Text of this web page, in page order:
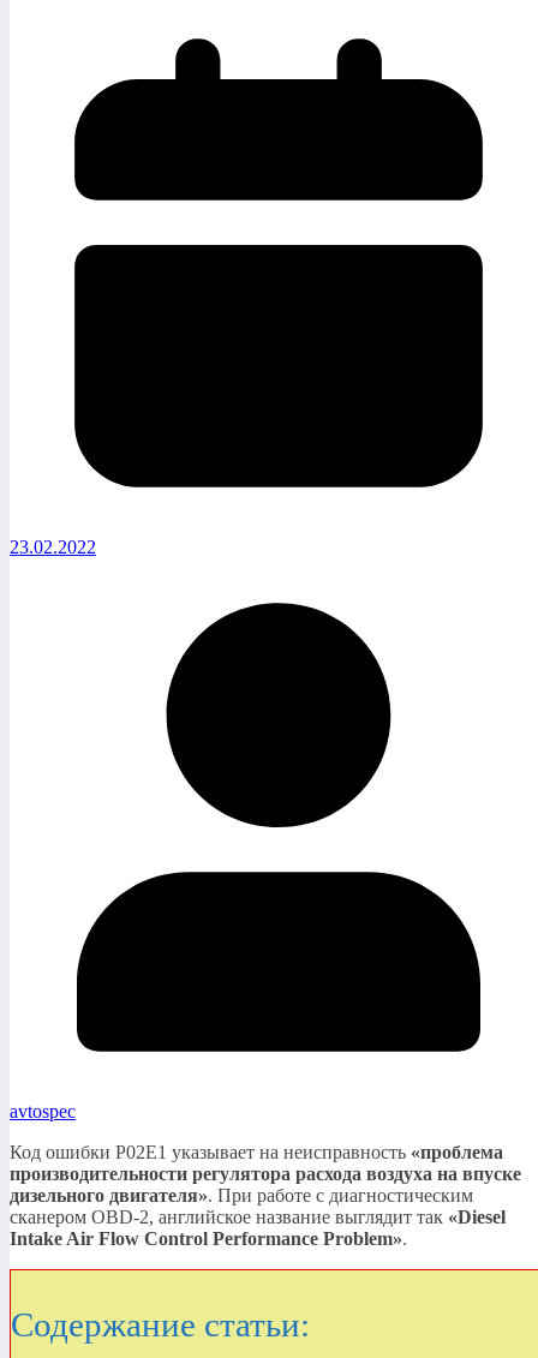
23.02.2022
avtospec
Код ошибки P02E1 указывает на неисправность «проблема
производительности регулятора расхода воздуха на впуске
дизельного двигателя». При работе с диагностическим
сканером OBD-2, английское название выглядит так «Diesel
Intake Air Flow Control Performance Problem».
Содержание статьи: